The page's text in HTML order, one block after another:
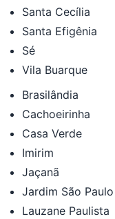
Santa Cecília
Santa Efigênia
Sé
Vila Buarque
Brasilândia
Cachoeirinha
Casa Verde
Imirim
Jaçanã
Jardim São Paulo
Lauzane Paulista